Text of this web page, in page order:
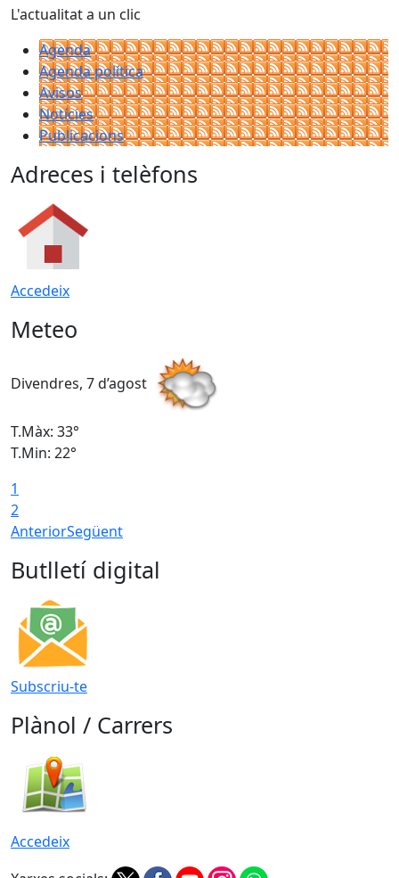
L'actualitat a un clic
Agenda
Agenda política
Avisos
Notícies
Publicacions
Adreces i telèfons
Accedeix
Meteo
Divendres, 7 d’agost
T.Màx: 33°
T.Min: 22°
1
2
AnteriorSegüent
Butlletí digital
Subscriu-te
Plànol / Carrers
Accedeix